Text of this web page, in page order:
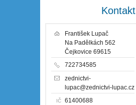
Kontakt
František Lupač
Na Padělkách 562
Čejkovice 69615
722734585
zednictvi-
lupac@zednictvi-lupac.cz
IČ 61400688